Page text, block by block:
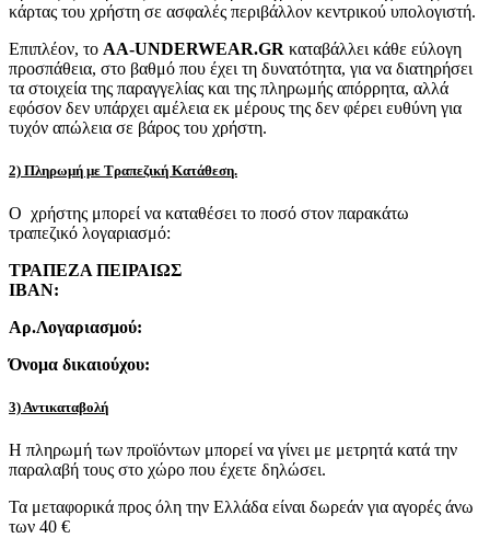
κάρτας του χρήστη σε ασφαλές περιβάλλον κεντρικού υπολογιστή.
Επιπλέον, το AA-UNDERWEAR.GR καταβάλλει κάθε εύλογη
προσπάθεια, στο βαθμό που έχει τη δυνατότητα, για να διατηρήσει
τα στοιχεία της παραγγελίας και της πληρωμής απόρρητα, αλλά
εφόσον δεν υπάρχει αμέλεια εκ μέρους της δεν φέρει ευθύνη για
τυχόν απώλεια σε βάρος του χρήστη.
2) Πληρωμή με Τραπεζική Κατάθεση.
Ο χρήστης μπορεί να καταθέσει το ποσό στον παρακάτω
τραπεζικό λογαριασμό:
ΤΡΑΠΕΖΑ ΠΕΙΡΑΙΩΣ
IBAN:
Αρ.Λογαριασμού:
Όνομα δικαιούχου:
3) Αντικαταβολή
Η πληρωμή των προϊόντων μπορεί να γίνει με μετρητά κατά την
παραλαβή τους στο χώρο που έχετε δηλώσει.
Τα μεταφορικά προς όλη την Ελλάδα είναι δωρεάν για αγορές άνω
των 40 €